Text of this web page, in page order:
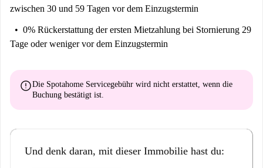
und Waschmaschine.
Es ist perfekt für Leute, die einen einfachen, einladenden Ort suchen, an
dem sie zu Hause anrufen können. Machen Sie mit, während Sie die
Schaumbad.
zwischen 30 und 59 Tagen vor dem Einzugstermin
0% Rückerstattung der ersten Mietzahlung bei Stornierung 29
Tage oder weniger vor dem Einzugstermin
errorDie Spotahome Servicegebühr wird nicht erstattet, wenn die
Buchung bestätigt ist.
Und denk daran, mit dieser Immobilie hast du: